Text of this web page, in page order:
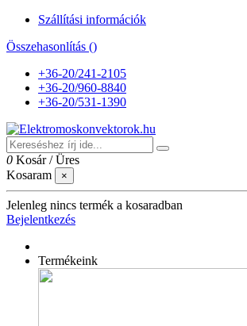
Szállítási információk
Összehasonlítás ()
+36-20/241-2105
+36-20/960-8840
+36-20/531-1390
0 Kosár /Üres
Kosaram
×
Jelenleg nincs termék a kosaradban
Bejelentkezés
Termékeink